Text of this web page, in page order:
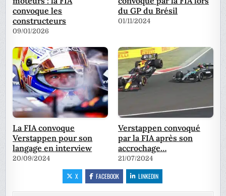
convoque les
constructeurs
09/01/2026
du GP du Brésil
01/11/2024
La FIA convoque
Verstappen pour son
langage en interview
20/09/2024
Verstappen convoqué
par la FIA après son
accrochage…
21/07/2024
X FACEBOOK LINKEDIN